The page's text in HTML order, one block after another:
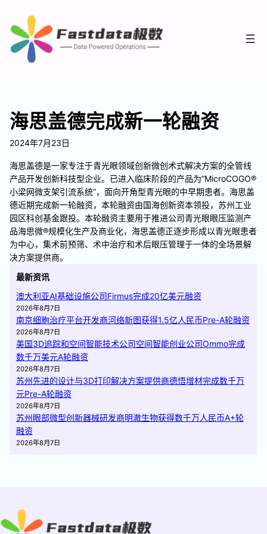
海思盖德完成新一轮融资
2024年7月23日
海思盖德是一家专注于青光眼领域创新微创术式解决方案的全管线
产品开发创新科技型企业。已进入临床阶段的产品为“MicroCOGO®
小梁网微支架引流系统”，面向开角型青光眼的中早期患者。海思盖
德近期完成新一轮融资，本轮融资由国海创新资本领投，苏州工业
园区科创基金跟投。本轮融资主要用于推进公司青光眼眼压监测产
品海思微®规模化生产及商业化，海思盖德正逐步形成以青光眼患者
为中心，集术前预筛、术中治疗和术后眼压管理于一体的全场景解
决方案提供商。
最新资讯
澳大利亚AI基础设施公司Firmus完成20亿美元融资
2026年8月7日
南京细胞治疗平台开发商河络新图获得1.5亿人民币Pre-A轮融资
2026年8月7日
美国3D追踪和空间智能技术公司空间智能创业公司Ommo完成
数千万美元A轮融资
2026年8月7日
苏州先进的设计与3D打印解决方案提供商德悟增材完成数千万
元Pre-A轮融资
2026年8月7日
苏州眼部微型创新器械研发商明澈生物获得数千万人民币A+轮
融资
2026年8月7日